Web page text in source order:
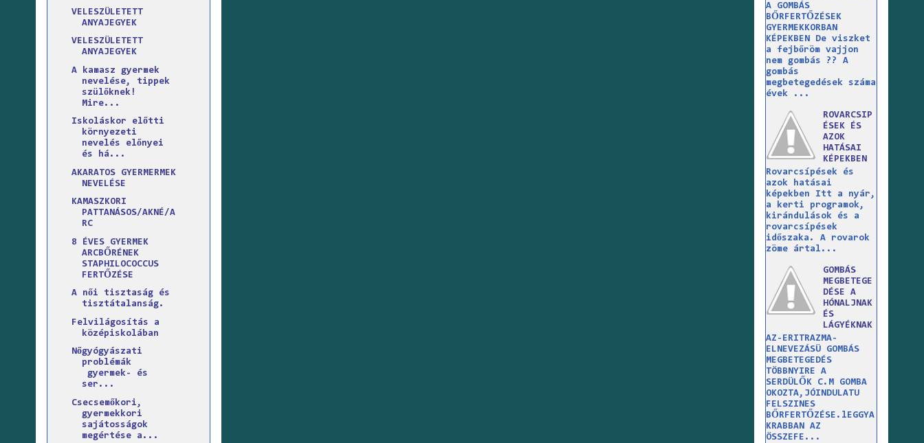
VELESZÜLETETT
ANYAJEGYEK
VELESZÜLETETT
ANYAJEGYEK
A kamasz gyermek
nevelése, tippek
szülőknek!
Mire...
Iskoláskor előtti
környezeti
nevelés előnyei
és há...
AKARATOS GYERMERMEK
NEVELÉSE
KAMASZKORI
PATTANÁSOS/AKNÉ/A
RC
8 ÉVES GYERMEK
ARCBŐRÉNEK
STAPHILOCOCCUS
FERTŐZÉSE
A női tisztaság és
tisztátalanság.
Felvilágosítás a
középiskolában
Nőgyógyászati
problémák
gyermek- és
ser...
Csecsemőkori,
gyermekkori
sajátosságok
megértése a...
A GOMBÁS
BŐRFERTŐZÉSEK
GYERMEKKORBAN
KÉPEKBEN De viszket
a fejbőröm vajjon
nem gombás ?? A
gombás
megbetegedések száma
évek ...
ROVARCSIP
ÉSEK ÉS
AZOK
HATÁSAI
KÉPEKBEN
Rovarcsípések és
azok hatásai
képekben Itt a nyár,
a kerti programok,
kirándulások és a
rovarcsípések
időszaka. A rovarok
zöme ártal...
GOMBÁS
MEGBETEGE
DÉSE A
HÓNALJNAK
ÉS
LÁGYÉKNAK
AZ-ERITRAZMA-
ELNEVEZÁSÜ GOMBÁS
MEGBETEGEDÉS
TÖBBNYIRE A
SERDÜLŐK C.M GOMBA
OKOZTA,JÓINDULATU
FELSZINES
BŐRFERTŐZÉSE.lEGGYA
KRABBAN AZ
ÖSSZEFE...